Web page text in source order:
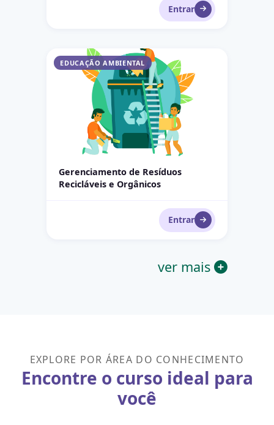
Entrar
Gerenciamento de Resíduos Recicláveis e
EDUCAÇÃO AMBIENTAL
Gerenciamento de Resíduos
Recicláveis e Orgânicos
Entrar
ver mais
EXPLORE POR ÁREA DO CONHECIMENTO
Encontre o curso ideal para
você